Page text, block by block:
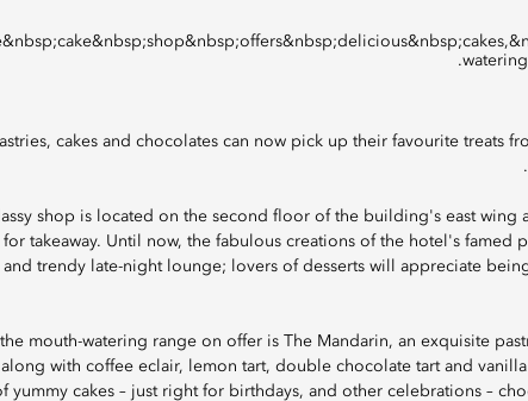
cakes and chocolates can now pick up their favourite treats
shop is located on the second floor of the building's east wing
takeaway. Until now, the fabulous creations of the hotel's famed
and trendy late-night lounge; lovers of desserts will appreciate
mouth-watering range on offer is The Mandarin, an exquisite
with coffee eclair, lemon tart, double chocolate tart and
yummy cakes – just right for birthdays, and other celebrations –